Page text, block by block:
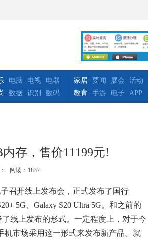
电脑 电视
电器
数据 识别 数码
家居 要闻 展会
活动
教育
手游 电子 APP
存，售价11199元!
阅读：1837
召开线上发布会，正式发布了国行
5G、Galaxy S20 Ultra 5G。和之前的
线上发布的形式。一定程度上，对于今
机市场采用这一形式来发布新产品。就